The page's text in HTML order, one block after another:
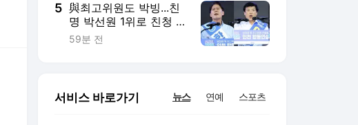
5 與최고위원도 박빙...친
명 박선원 1위로 친청 최
민희 역전
59분 전
서비스 바로가기 뉴스 연예 스포츠